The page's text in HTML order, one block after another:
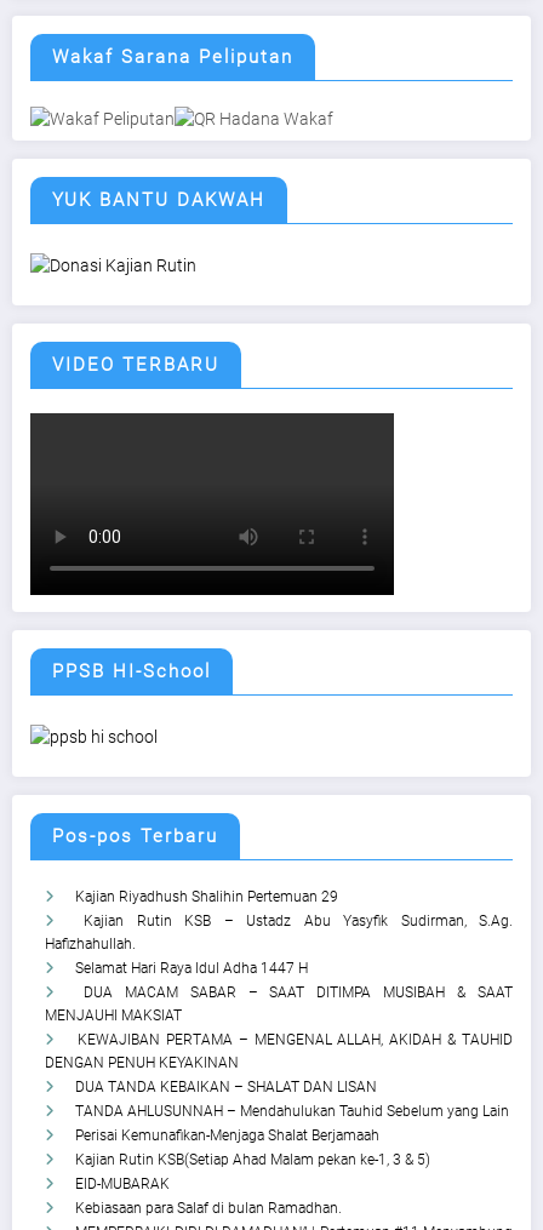
Wakaf Sarana Peliputan
YUK BANTU DAKWAH
VIDEO TERBARU
PPSB HI-School
Pos-pos Terbaru
Kajian Riyadhush Shalihin Pertemuan 29
Kajian Rutin KSB – Ustadz Abu Yasyfik Sudirman, S.Ag.
Hafizhahullah.
Selamat Hari Raya Idul Adha 1447 H
DUA MACAM SABAR – SAAT DITIMPA MUSIBAH & SAAT
MENJAUHI MAKSIAT
KEWAJIBAN PERTAMA – MENGENAL ALLAH, AKIDAH & TAUHID
DENGAN PENUH KEYAKINAN
DUA TANDA KEBAIKAN – SHALAT DAN LISAN
TANDA AHLUSUNNAH – Mendahulukan Tauhid Sebelum yang Lain
Perisai Kemunafikan-Menjaga Shalat Berjamaah
Kajian Rutin KSB(Setiap Ahad Malam pekan ke-1, 3 & 5)
EID-MUBARAK
Kebiasaan para Salaf di bulan Ramadhan.